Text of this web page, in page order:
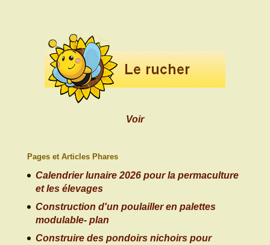
Voir
Pages et Articles Phares
Calendrier lunaire 2026 pour la permaculture
et les élevages
Construction d'un poulailler en palettes
modulable- plan
Construire des pondoirs nichoirs pour